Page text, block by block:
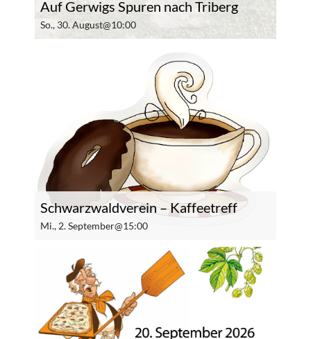
Auf Gerwigs Spuren nach Triberg
So., 30. August@10:00
Schwarzwaldverein – Kaffeetreff
Mi., 2. September@15:00